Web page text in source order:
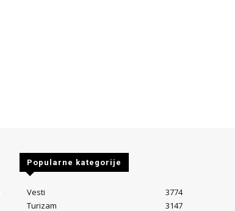
Popularne kategorije
Vesti
3774
Turizam
3147